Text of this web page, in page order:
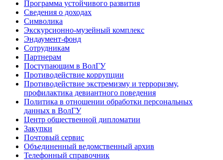
Программа устойчивого развития
Сведения о доходах
Символика
Экскурсионно-музейный комплекс
Эндаумент-фонд
Сотрудникам
Партнерам
Поступающим в ВолГУ
Противодействие коррупции
Противодействие экстремизму и терроризму,
профилактика девиантного поведения
Политика в отношении обработки персональных
данных в ВолГУ
Центр общественной дипломатии
Закупки
Почтовый сервис
Объединенный ведомственный архив
Телефонный справочник